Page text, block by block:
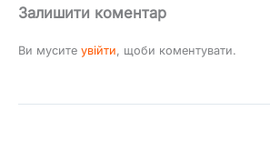
Залишити коментар
Ви мусите увійти, щоби коментувати.